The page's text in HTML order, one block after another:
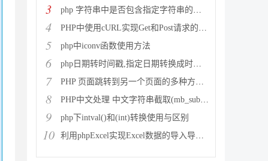
3 php 字符串中是否包含指定字符串的多种方法
4 PHP中使用cURL实现Get和Post请求的方法
5 php中iconv函数使用方法
6 php日期转时间戳,指定日期转换成时间戳
7 PHP 页面跳转到另一个页面的多种方法方法总结
8 PHP中文处理 中文字符串截取(mb_substr)和获取中
9 php下intval()和(int)转换使用与区别
10 利用phpExcel实现Excel数据的导入导出(全步骤详细